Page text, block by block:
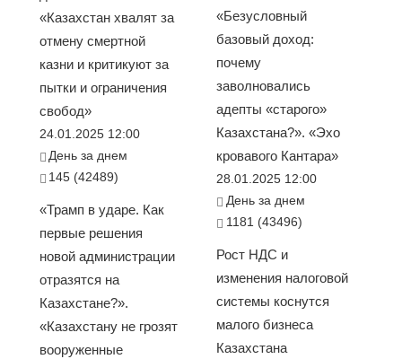
«Казахстан хвалят за
отмену смертной
казни и критикуют за
пытки и ограничения
свобод»
24.01.2025 12:00
День за днем
145 (42489)
«Трамп в ударе. Как
первые решения
новой администрации
отразятся на
Казахстане?».
«Казахстану не грозят
вооруженные
«Безусловный
базовый доход:
почему
заволновались
адепты «старого»
Казахстана?». «Эхо
кровавого Кантара»
28.01.2025 12:00
День за днем
1181 (43496)
Рост НДС и
изменения налоговой
системы коснутся
малого бизнеса
Казахстана